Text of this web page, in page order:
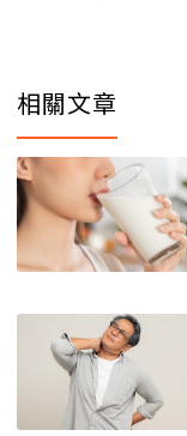
相關文章